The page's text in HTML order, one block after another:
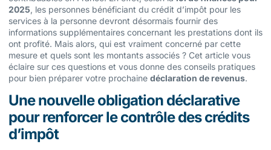
2025, les personnes bénéficiant du crédit d’impôt pour les
services à la personne devront désormais fournir des
informations supplémentaires concernant les prestations dont ils
ont profité. Mais alors, qui est vraiment concerné par cette
mesure et quels sont les montants associés ? Cet article vous
éclaire sur ces questions et vous donne des conseils pratiques
pour bien préparer votre prochaine déclaration de revenus.
Une nouvelle obligation déclarative
pour renforcer le contrôle des crédits
d’impôt